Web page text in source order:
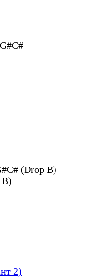
(Drop B)
B)
2)